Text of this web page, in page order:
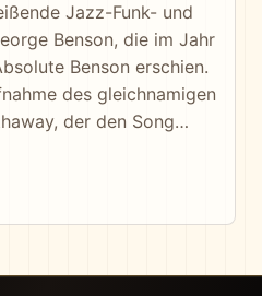
Jazz-Funk- und
Benson, die im Jahr
Benson erschien.
des gleichnamigen
der den Song
Titel aber einen
Groove und
mit zeitgemäßer